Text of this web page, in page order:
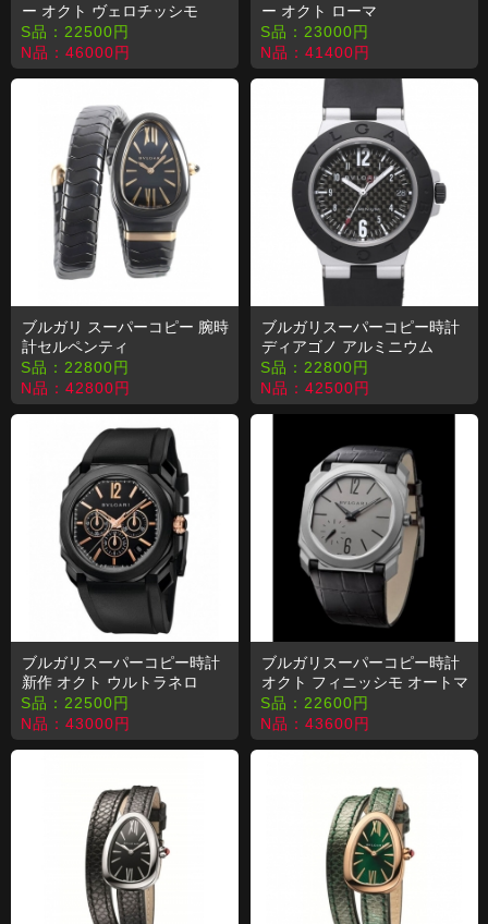
ー オクト ヴェロチッシモ
BGO41C14TVDCH
S品： 22500円
N品： 46000円
ー オクト ローマ
OC41C3SSD
S品： 23000円
N品： 41400円
ブルガリ スーパーコピー 腕時
計セルペンティ
SPC35BCBC.1T
S品： 22800円
N品： 42800円
ブルガリスーパーコピー時計
ディアゴノ アルミニウム
AL38BTAVD
S品： 22800円
N品： 42500円
ブルガリスーパーコピー時計
新作 オクト ウルトラネロ
BGO41BBSVDCH
S品： 22500円
N品： 43000円
ブルガリスーパーコピー時計
オクト フィニッシモ オートマ
チック
BGO40C14TLXTAUTO
S品： 22600円
N品： 43600円